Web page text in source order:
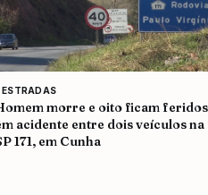
ESTRADAS
morre e oito ficam feridos
acidente entre dois veículos na
171, em Cunha